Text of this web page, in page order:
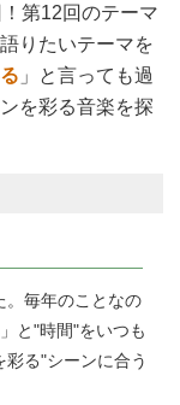
第12回のテーマ
りたいテーマを
」と言っても過
を彩る音楽を探
。毎年のことなの
と"時間"をいつも
る"シーンに合う